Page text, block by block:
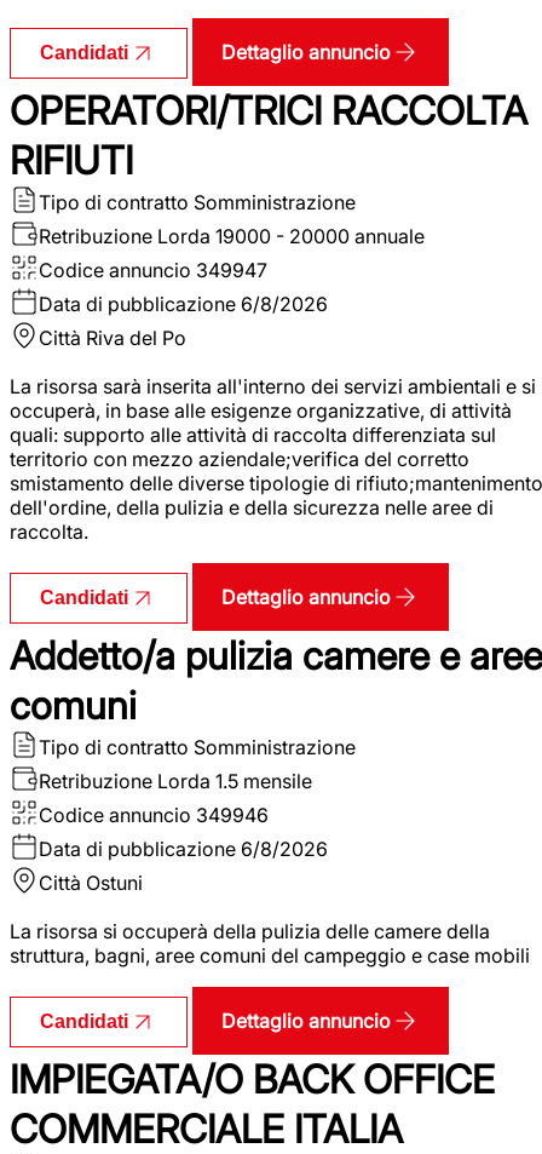
Candidati Dettaglio annuncio
OPERATORI/TRICI RACCOLTA
RIFIUTI
Tipo di contratto Somministrazione
Retribuzione Lorda 19000 - 20000 annuale
Codice annuncio 349947
Data di pubblicazione 6/8/2026
Città Riva del Po
La risorsa sarà inserita all'interno dei servizi ambientali e si
occuperà, in base alle esigenze organizzative, di attività
quali: supporto alle attività di raccolta differenziata sul
territorio con mezzo aziendale;verifica del corretto
smistamento delle diverse tipologie di rifiuto;mantenimento
dell'ordine, della pulizia e della sicurezza nelle aree di
raccolta.
Candidati Dettaglio annuncio
Addetto/a pulizia camere e aree
comuni
Tipo di contratto Somministrazione
Retribuzione Lorda 1.5 mensile
Codice annuncio 349946
Data di pubblicazione 6/8/2026
Città Ostuni
La risorsa si occuperà della pulizia delle camere della
struttura, bagni, aree comuni del campeggio e case mobili
Candidati Dettaglio annuncio
IMPIEGATA/O BACK OFFICE
COMMERCIALE ITALIA